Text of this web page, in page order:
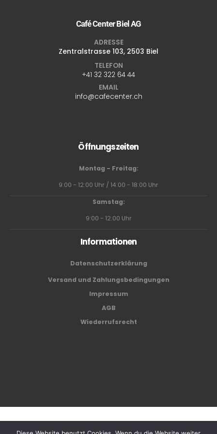
Café Center Biel AG
ADRESSE
Zentralstrasse 103, 2503 Biel
TELEFON
+41 32 322 64 44
EMAIL
info@cafecenter.ch
Öffnungszeiten
Montag - Freitag:
9:00 - 12:00 Uhr / 14:00 - 18:00 Uhr
Samstag:
9:00 - 12:00 Uhr
Informationen
Datenschutzerklärung
Versand und Zahlungsbedingungen
Impressum
AGB
Wiederrufsrecht